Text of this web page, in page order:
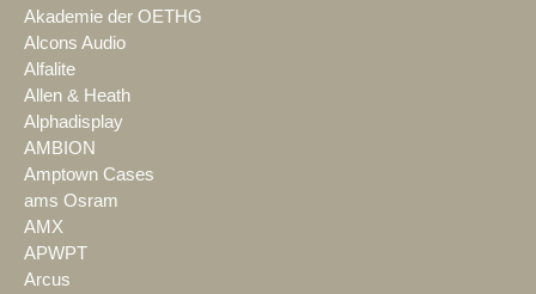
Akademie der OETHG
Alcons Audio
Alfalite
Allen & Heath
Alphadisplay
AMBION
Amptown Cases
ams Osram
AMX
APWPT
Arcus